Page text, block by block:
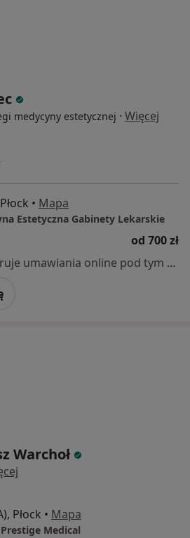
medycyny estetycznej · Więcej
• Mapa
Estetyczna Gabinety Lekarskie
od 700 zł
Specjalista nie oferuje umawiania online pod tym adresem.
Warchoł
Płock • Mapa
Medical